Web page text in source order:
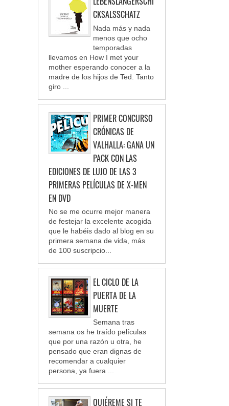
CKSALSSCHATZ
Nada más y nada
menos que ocho
temporadas
llevamos en How I met your
mother esperando conocer a la
madre de los hijos de Ted. Tanto
giro ...
PRIMER CONCURSO
CRÓNICAS DE
VALHALLA: GANA UN
PACK CON LAS
EDICIONES DE LUJO DE LAS 3
PRIMERAS PELÍCULAS DE X-MEN
EN DVD
No se me ocurre mejor manera
de festejar la excelente acogida
que le habéis dado al blog en su
primera semana de vida, más
de 100 suscripcio...
EL CICLO DE LA
PUERTA DE LA
MUERTE
Semana tras
semana os he traído películas
que por una razón u otra, he
pensado que eran dignas de
recomendar a cualquier
persona, ya fuera ...
QUIÉREME SI TE